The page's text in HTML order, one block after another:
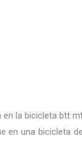
en una bicicleta